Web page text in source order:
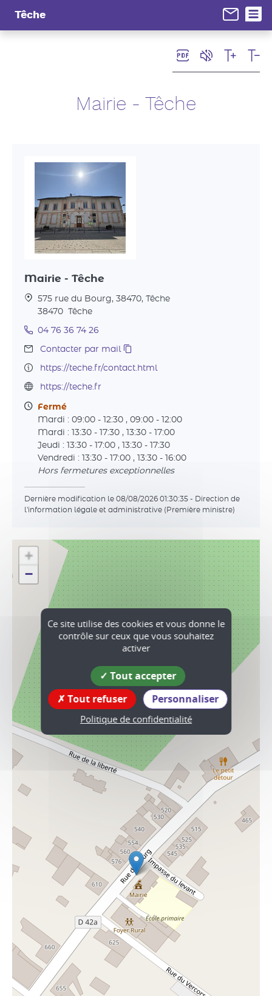
Têche
Mairie - Têche
Mairie - Têche
575 rue du Bourg, 38470, Têche
38470 Têche
04 76 36 74 26
Contacter par mail
https://teche.fr/contact.html
https://teche.fr
Fermé
Mardi : 09:00 - 12:30 , 09:00 - 12:00
Mardi : 13:30 - 17:30 , 13:30 - 17:00
Jeudi : 13:30 - 17:00 , 13:30 - 17:30
Vendredi : 13:30 - 17:00 , 13:30 - 16:00
Hors fermetures exceptionnelles
Dernière modification le 08/08/2026 01:30:35 - Direction de
l'information légale et administrative (Première ministre)
+
−
Ce site utilise des cookies et vous donne le
contrôle sur ceux que vous souhaitez
activer
Tout accepter
Tout refuser
Personnaliser
Politique de confidentialité